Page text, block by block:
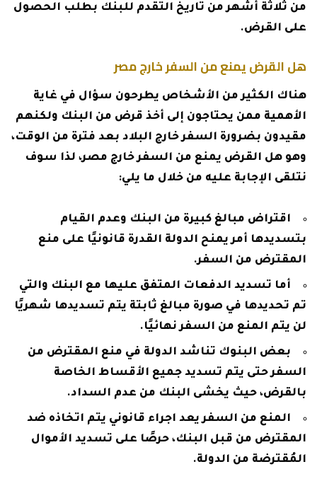
من ثلاثة أشهر من تاريخ التقدم للبنك بطلب الحصول
على القرض.
هل القرض يمنع من السفر خارج مصر
هناك الكثير من الأشخاص يطرحون سؤال في غاية
الأهمية ممن يحتاجون إلى أخذ قرض من البنك ولكنهم
مقيدون بضرورة السفر خارج البلاد بعد فترة من الوقت،
وهو هل القرض يمنع من السفر خارج مصر، لذا سوف
نتلقى الإجابة عليه من خلال ما يلي:
اقتراض مبالغ كبيرة من البنك وعدم القيام
بتسديدها أمر يمنح الدولة القدرة قانونيًا على منع
المقترض من السفر.
أما تسديد الدفعات المتفق عليها مع البنك والتي
تم تحديدها في صورة مبالغ ثابتة يتم تسديدها شهريًا
لن يتم المنع من السفر نهائيًا.
بعض البنوك تناشد الدولة في منع المقترض من
السفر حتى يتم تسديد جميع الأقساط الخاصة
بالقرض، حيث يخشى البنك من عدم السداد.
المنع من السفر يعد اجراء قانوني يتم اتخاذه ضد
المقترض من قبل البنك، حرصًا على تسديد الأموال
المُقترضة من الدولة.